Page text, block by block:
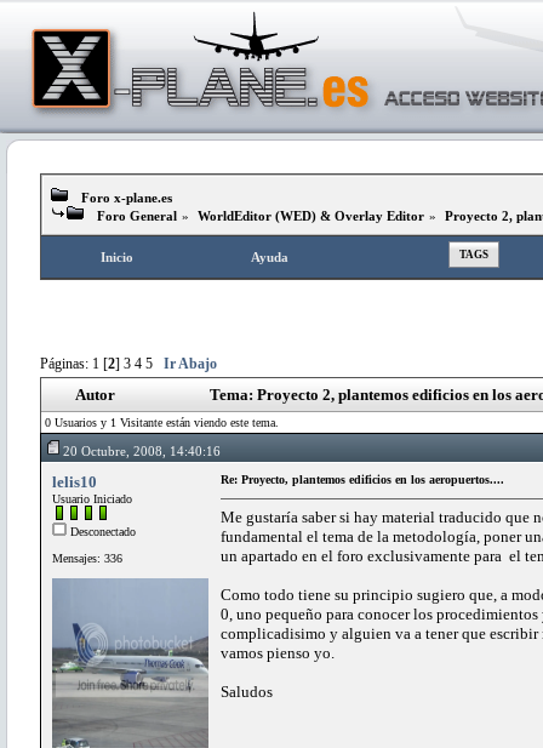
Foro x-plane.es
Foro General » WorldEditor (WED) & Overlay Editor » Proyecto 2,
Inicio Ayuda TAGS
Páginas: 1 [2] 3 4 5 Ir Abajo
Autor Tema: Proyecto 2, plantemos edificios en los
0 Usuarios y 1 Visitante están viendo este tema.
20 Octubre, 2008, 14:40:16
lelis10
Usuario Iniciado
Desconectado
Mensajes: 336
Re: Proyecto, plantemos edificios en los aeropuertos....
Me gustaría saber si hay material traducido que
fundamental el tema de la metodología, poner
un apartado en el foro exclusivamente para el
Como todo tiene su principio sugiero que, a
0, uno pequeño para conocer los
complicadisimo y alguien va a tener que escribir
vamos pienso yo.
Saludos